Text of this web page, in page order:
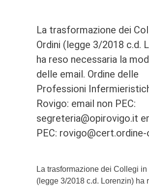
La trasformazione dei
Ordini (legge 3/2018 c.d.
ha reso necessaria la
delle email. Ordine delle
Professioni
Rovigo: email non PEC:
segreteria@opirovigo.it
PEC:
La trasformazione dei Collegi in
(legge 3/2018 c.d. Lorenzin) ha